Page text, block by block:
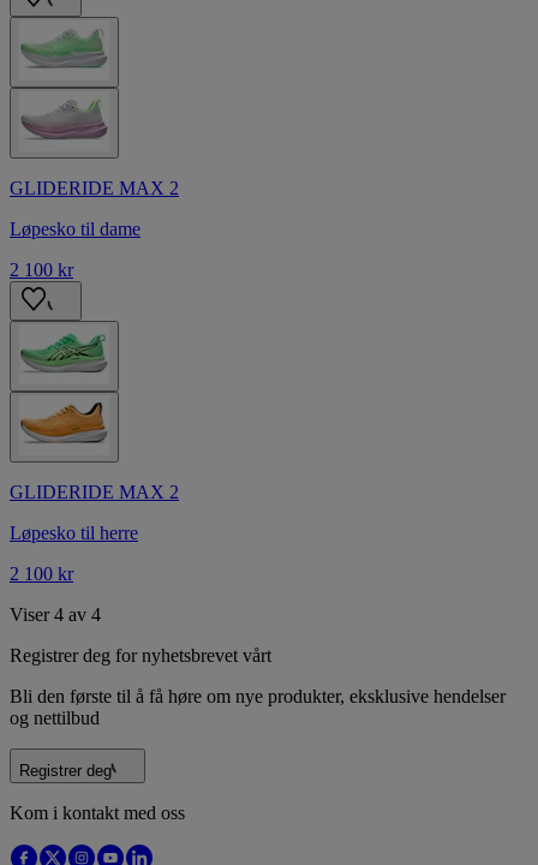
GLIDERIDE MAX 2
Løpesko til dame
2 100 kr
GLIDERIDE MAX 2
Løpesko til herre
2 100 kr
Viser 4 av 4
Registrer deg for nyhetsbrevet vårt
Bli den første til å få høre om nye produkter, eksklusive hendelser
og nettilbud
Registrer deg
Kom i kontakt med oss